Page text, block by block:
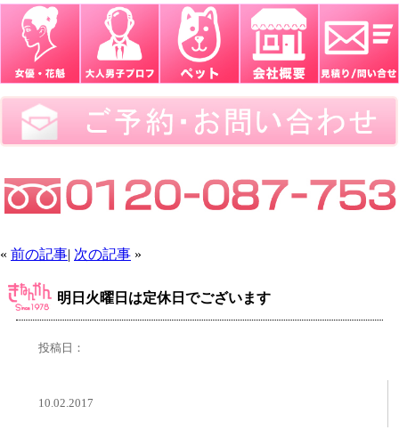
« 前の記事| 次の記事 »
明日火曜日は定休日でございます
投稿日：
10.02.2017